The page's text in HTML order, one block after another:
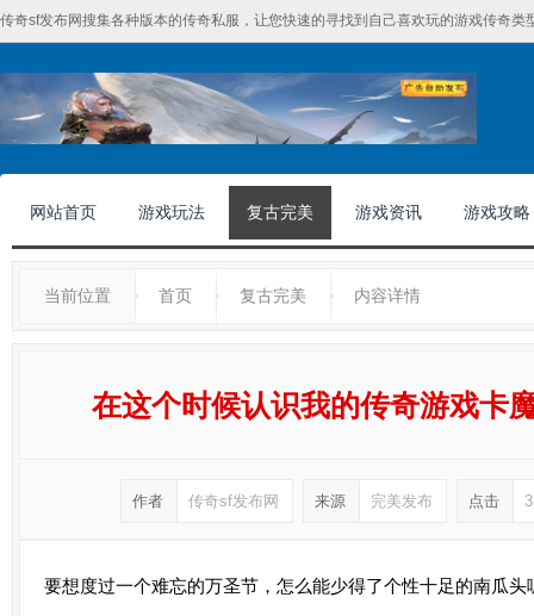
传奇sf发布网搜集各种版本的传奇私服，让您快速的寻找到自己喜欢玩的游戏传奇
网站首页 游戏玩法 复古完美 游戏资讯 游戏攻略
当前位置 首页 复古完美 内容详情
在这个时候认识我的传奇游戏卡
作者 传奇sf发布网 来源 完美发布 点击
要想度过一个难忘的万圣节，怎么能少得了个性十足的南瓜